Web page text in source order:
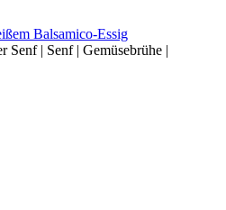
Balsamico-Essig
Senf | Senf | Gemüsebrühe |